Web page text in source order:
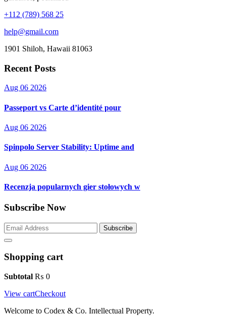
+112 (789) 568 25
help@gmail.com
1901 Shiloh, Hawaii 81063
Recent Posts
Aug 06 2026
Passeport vs Carte d’identité pour
Aug 06 2026
Spinpolo Server Stability: Uptime and
Aug 06 2026
Recenzja popularnych gier stołowych w
Subscribe Now
Subscribe
Shopping cart
Subtotal ₨ 0
View cartCheckout
Welcome to Codex & Co. Intellectual Property.